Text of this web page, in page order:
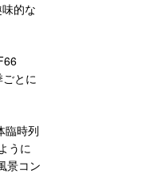
的な
とに
臨時列
うに
景コン